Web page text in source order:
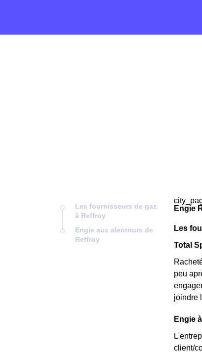
Les fournisseurs de gaz
à Reffroy
Engie aux alentours de
Reffroy
Engie
Les
Total
peu
joindre
Engie
client/